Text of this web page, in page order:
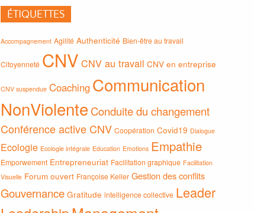
ÉTIQUETTES
Accompagnement Agilité Authenticité Bien-être au travail
Citoyenneté CNV CNV au travail CNV en entreprise
CNV suspendue Coaching Communication
NonViolenteConduite du changement
Conférence active CNV Coopération Covid19 Dialogue
Ecologie Ecologie intégrale Education Emotions Empathie
Emporwement Entrepreneuriat Facilitation graphique Facilitation
Visuelle Forum ouvert Françoise Keller Gestion des conflits
Gouvernance Gratitude intelligence collective Leader